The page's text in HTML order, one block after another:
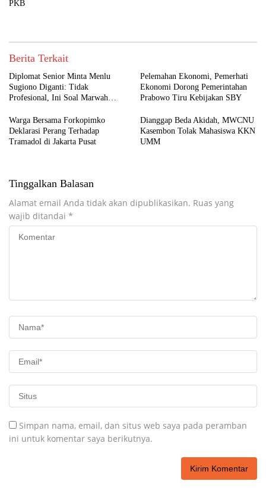
PKB
Berita Terkait
Diplomat Senior Minta Menlu
Sugiono Diganti: Tidak
Profesional, Ini Soal Marwah
Pelemahan Ekonomi, Pemerhati
Ekonomi Dorong Pemerintahan
Prabowo Tiru Kebijakan SBY
Warga Bersama Forkopimko
Deklarasi Perang Terhadap
Tramadol di Jakarta Pusat
Dianggap Beda Akidah, MWCNU
Kasembon Tolak Mahasiswa KKN
UMM
Tinggalkan Balasan
Alamat email Anda tidak akan dipublikasikan. Ruas yang
wajib ditandai *
Simpan nama, email, dan situs web saya pada peramban
ini untuk komentar saya berikutnya.